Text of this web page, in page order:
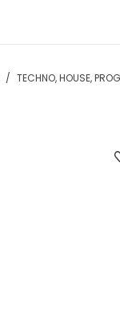
TECHNO, HOUSE,